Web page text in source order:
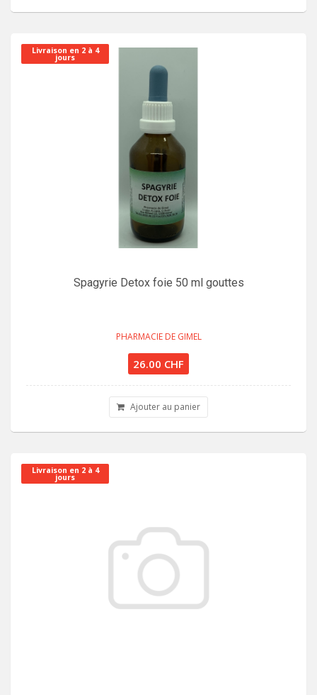
Livraison en 2 à 4
jours
Spagyrie Detox foie 50 ml gouttes
PHARMACIE DE GIMEL
26.00 CHF
Ajouter au panier
Livraison en 2 à 4
jours